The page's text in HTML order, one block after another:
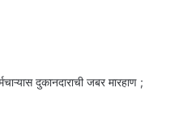
दुकानदाराची जबर मारहाण ;